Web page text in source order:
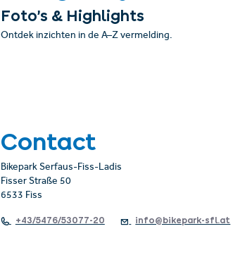
Foto’s & Highlights
Ontdek inzichten in de A–Z vermelding.
Contact
Bikepark Serfaus-Fiss-Ladis
Fisser Straße 50
6533 Fiss
+43/5476/53077-20 info@bikepark-sfl.at